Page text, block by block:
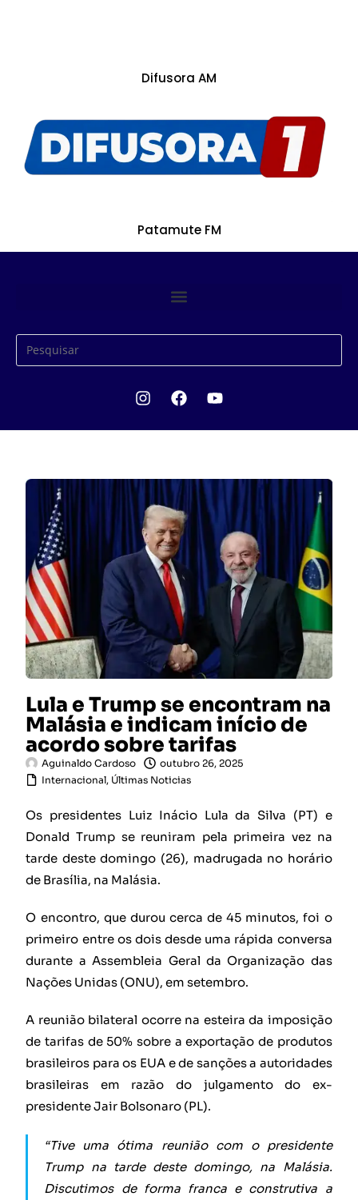
Difusora AM
Patamute FM
Lula e Trump se encontram na
Malásia e indicam início de
acordo sobre tarifas
Aguinaldo Cardoso
outubro 26, 2025
Internacional, Últimas Noticias
Os presidentes Luiz Inácio Lula da Silva (PT) e
Donald Trump se reuniram pela primeira vez na
tarde deste domingo (26), madrugada no horário
de Brasília, na Malásia.
O encontro, que durou cerca de 45 minutos, foi o
primeiro entre os dois desde uma rápida conversa
durante a Assembleia Geral da Organização das
Nações Unidas (ONU), em setembro.
A reunião bilateral ocorre na esteira da imposição
de tarifas de 50% sobre a exportação de produtos
brasileiros para os EUA e de sanções a autoridades
brasileiras em razão do julgamento do ex-
presidente Jair Bolsonaro (PL).
“Tive uma ótima reunião com o presidente
Trump na tarde deste domingo, na Malásia.
Discutimos de forma franca e construtiva a